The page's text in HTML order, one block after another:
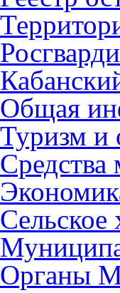
Общая
Туризм и
Сельское
Органы